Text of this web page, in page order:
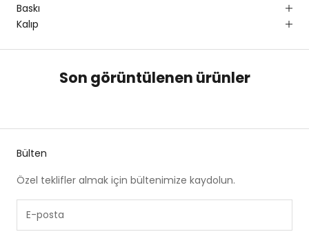
Baskı
Kalıp
Son görüntülenen ürünler
Bülten
Özel teklifler almak için bültenimize kaydolun.